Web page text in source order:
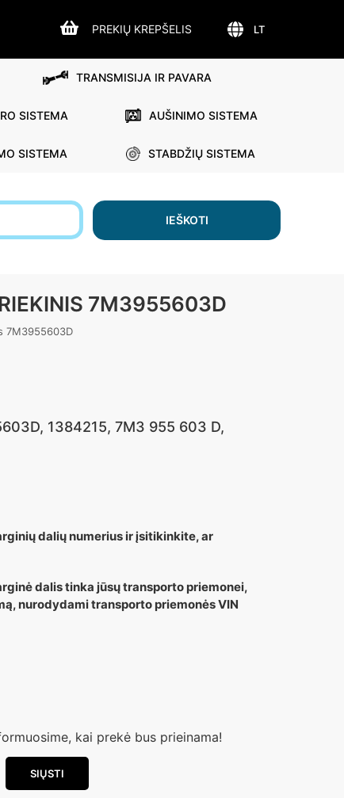
TRANSMISIJA IR PAVARA
SISTEMA AUŠINIMO SISTEMA
SISTEMA STABDŽIŲ SISTEMA
IEŠKOTI
7M3955603D
7M3955603D
1384215, 7M3 955 603 D,
dalių numerius ir įsitikinkite, ar
dalis tinka jūsų transporto priemonei,
nurodydami transporto priemonės VIN
kai prekė bus prieinama!
LT
PREKIŲ KREPŠELIS